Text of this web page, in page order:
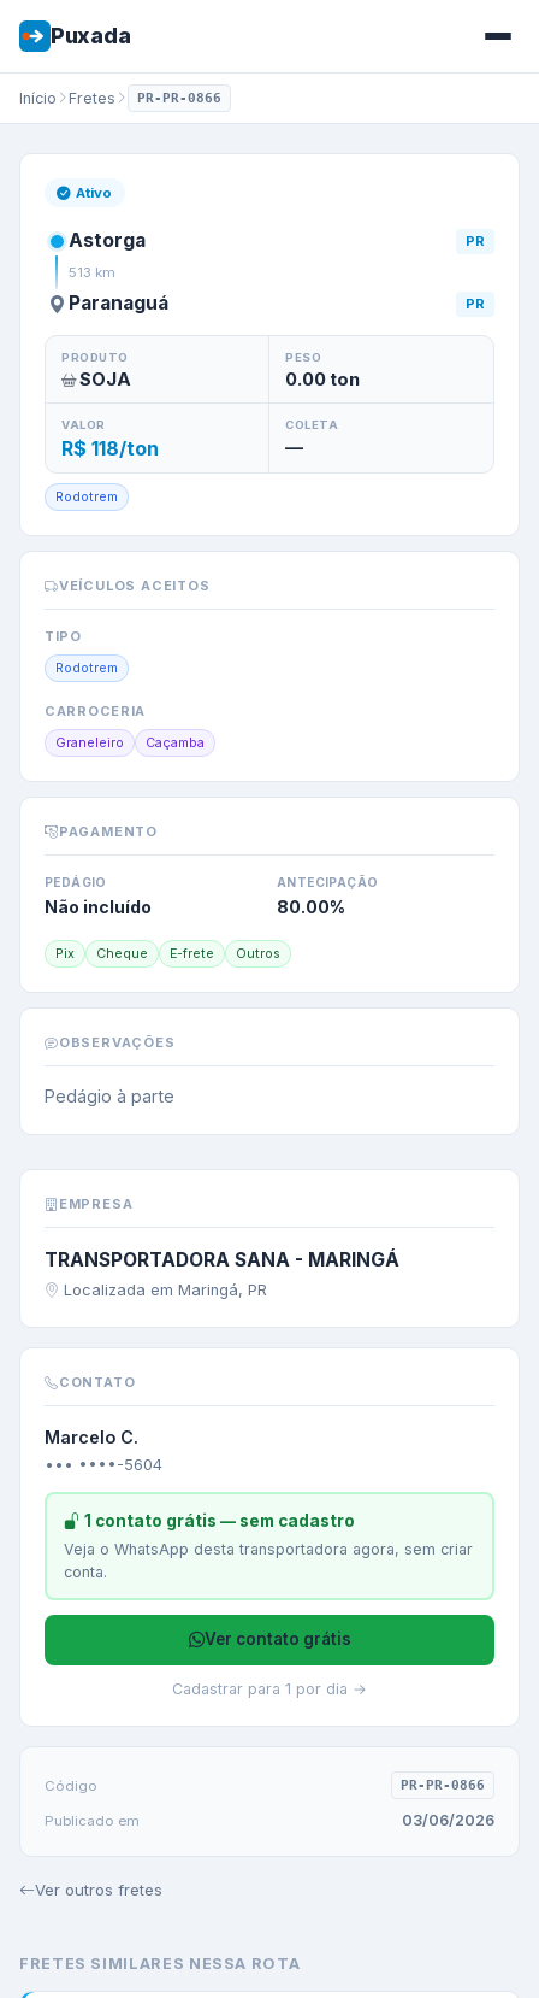
Puxada
Início Fretes PR-PR-0866
Frete de
Ativo
Astorga
PR
513 km
Paranaguá PR
PRODUTO
SOJA
PESO
0.00ton
VALOR
R$ 118/ton
COLETA
—
Rodotrem
VEÍCULOS ACEITOS
TIPO
Rodotrem
CARROCERIA
Graneleiro Caçamba
PAGAMENTO
PEDÁGIO
Não incluído
ANTECIPAÇÃO
80.00%
Pix Cheque E-frete Outros
OBSERVAÇÕES
Pedágio à parte
EMPRESA
TRANSPORTADORA SANA - MARINGÁ
Localizada em Maringá, PR
CONTATO
Marcelo C.
••• ••••-5604
1 contato grátis — sem cadastro
Veja o WhatsApp desta transportadora agora, sem criar
conta.
Ver contato grátis
Cadastrar para 1 por dia →
Código PR-PR-0866
Publicado em 03/06/2026
Ver outros fretes
FRETES SIMILARES NESSA ROTA